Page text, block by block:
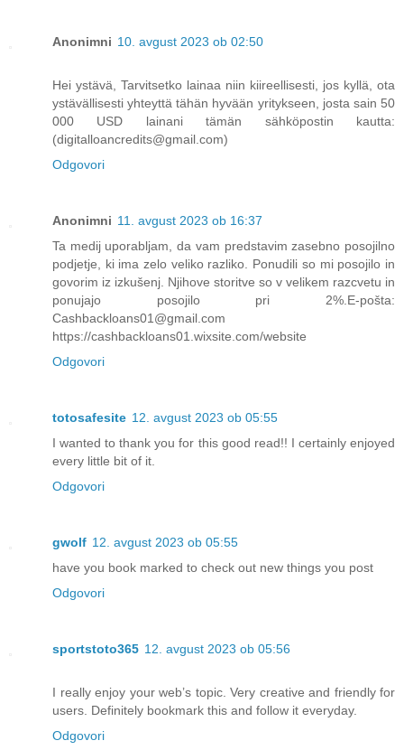
Anonimni 10. avgust 2023 ob 02:50
Hei ystävä, Tarvitsetko lainaa niin kiireellisesti, jos kyllä, ota
ystävällisesti yhteyttä tähän hyvään yritykseen, josta sain 50
000 USD lainani tämän sähköpostin kautta:
(digitalloancredits@gmail.com)
Odgovori
Anonimni 11. avgust 2023 ob 16:37
Ta medij uporabljam, da vam predstavim zasebno posojilno
podjetje, ki ima zelo veliko razliko. Ponudili so mi posojilo in
govorim iz izkušenj. Njihove storitve so v velikem razcvetu in
ponujajo posojilo pri 2%.E-pošta:
Cashbackloans01@gmail.com
https://cashbackloans01.wixsite.com/website
Odgovori
totosafesite 12. avgust 2023 ob 05:55
I wanted to thank you for this good read!! I certainly enjoyed
every little bit of it.
Odgovori
gwolf 12. avgust 2023 ob 05:55
have you book marked to check out new things you post
Odgovori
sportstoto365 12. avgust 2023 ob 05:56
I really enjoy your web’s topic. Very creative and friendly for
users. Definitely bookmark this and follow it everyday.
Odgovori